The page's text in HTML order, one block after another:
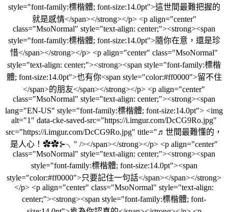
style="font-family:標楷體; font-size:14.0pt">這世間最難把握的
就是感情</span></strong></p> <p align="center"
class="MsoNormal" style="text-align: center;"><strong><span
style="font-family:標楷體; font-size:14.0pt">隨你在意，還是珍
惜</span></strong></p> <p align="center" class="MsoNormal"
style="text-align: center;"><strong><span style="font-family:標楷
體; font-size:14.0pt">也有你<span style="color:#ff0000">留不住
</span>的朋友</span></strong></p> <p align="center"
class="MsoNormal" style="text-align: center;"><strong><span
lang="EN-US" style="font-family:標楷體; font-size:14.0pt"> <img
alt="1" data-cke-saved-src="https://i.imgur.com/DcCG9Ro.jpg"
src="https://i.imgur.com/DcCG9Ro.jpg" title="♬世間最難懂的，
是人心！✿✿⊱╮" /></span></strong></p> <p align="center"
class="MsoNormal" style="text-align: center;"><strong><span
style="font-family:標楷體; font-size:14.0pt"><span
style="color:#ff0000">只要記住一句話</span></span></strong>
</p> <p align="center" class="MsoNormal" style="text-align:
center;"><strong><span style="font-family:標楷體; font-